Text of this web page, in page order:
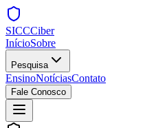
SICCCiber
InícioSobre
Pesquisa
EnsinoNotíciasContato
Fale Conosco